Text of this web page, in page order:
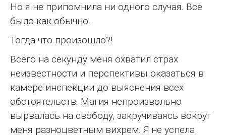
Но я не припомнила ни одного случая. Всё
было как обычно.
Тогда что произошло?!
Всего на секунду меня охватил страх
неизвестности и перспективы оказаться в
камере инспекции до выяснения всех
обстоятельств. Магия непроизвольно
вырвалась на свободу, закручиваясь вокруг
меня разноцветным вихрем. Я не успела